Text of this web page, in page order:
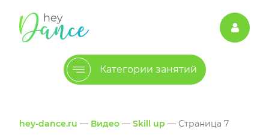
Категории занятий
hey-dance.ru — Видео — Skill up — Страница 7